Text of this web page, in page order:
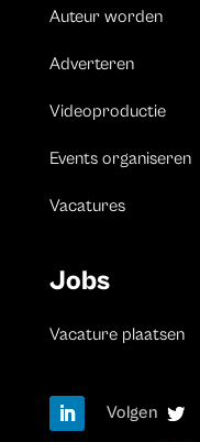
Auteur worden
Adverteren
Videoproductie
Events organiseren
Vacatures
Jobs
Vacature plaatsen
Volgen